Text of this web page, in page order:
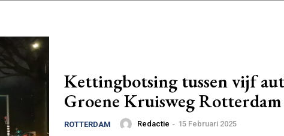
Kettingbotsing tussen vijf
Groene Kruisweg Rotterdam
ROTTERDAM Redactie - 15 Februari 2025